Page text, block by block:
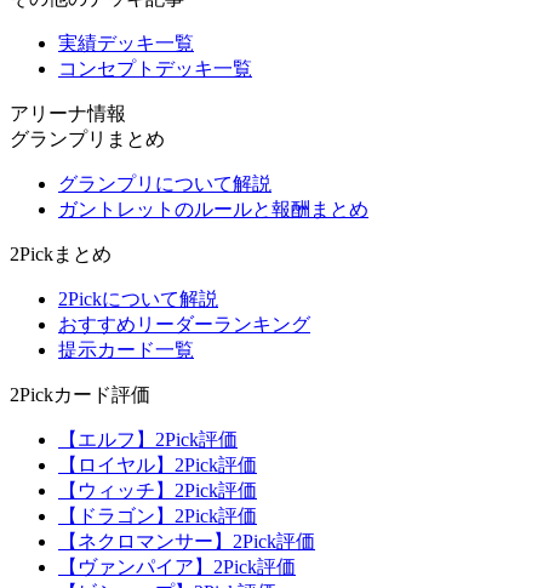
実績デッキ一覧
コンセプトデッキ一覧
アリーナ情報
グランプリまとめ
グランプリについて解説
ガントレットのルールと報酬まとめ
2Pickまとめ
2Pickについて解説
おすすめリーダーランキング
提示カード一覧
2Pickカード評価
【エルフ】2Pick評価
【ロイヤル】2Pick評価
【ウィッチ】2Pick評価
【ドラゴン】2Pick評価
【ネクロマンサー】2Pick評価
【ヴァンパイア】2Pick評価